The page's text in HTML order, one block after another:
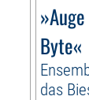
Byte«
das